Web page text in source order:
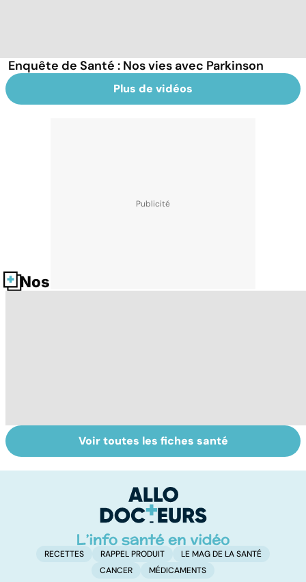
Enquête de Santé : Nos vies avec Parkinson
Plus de vidéos
Nos fiches santé
Narcolepsie : des
crises de
Maladie de
Huntington : une
neurologique
incurable
Voir toutes les fiches santé
RECETTES RAPPEL PRODUIT
LE MAG DE LA SANTÉ
CANCER
MÉDICAMENTS